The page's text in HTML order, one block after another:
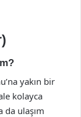
yakın bir
kolayca
da ulaşım